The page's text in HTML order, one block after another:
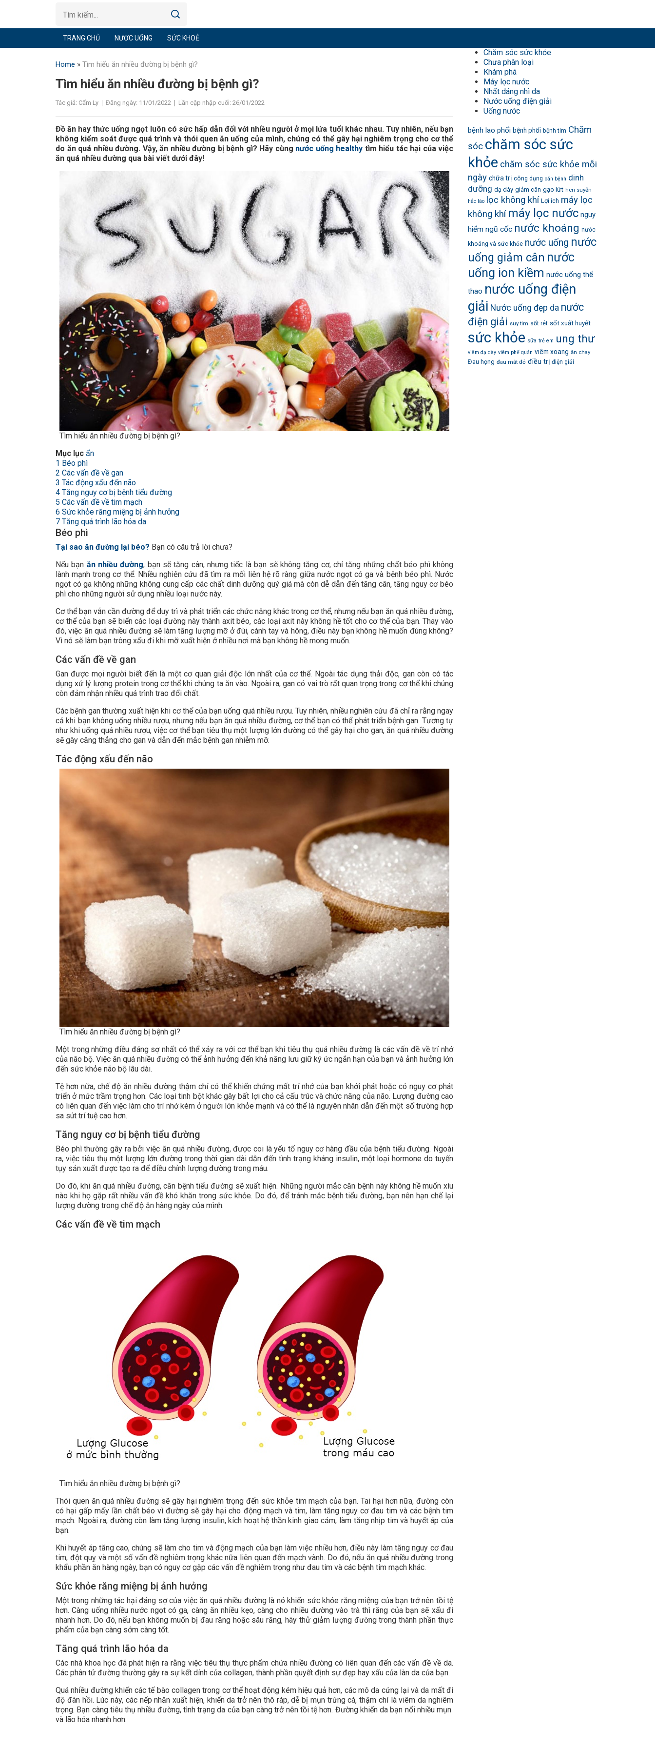
TRANG CHỦ NƯƠC UỐNG SỨC KHOẺ
Home » Tìm hiểu ăn nhiều đường bị bệnh gì?
Tìm hiểu ăn nhiều đường bị bệnh gì?
Tác giả: Cẩm Ly Đăng ngày: 11/01/2022 Lần cập nhập cuối: 26/01/2022
Đồ ăn hay thức uống ngọt luôn có sức hấp dẫn đối với nhiều người ở mọi lứa tuổi khác nhau. Tuy nhiên, nếu bạn
không kiểm soát được quá trình và thói quen ăn uống của mình, chúng có thể gây hại nghiêm trọng cho cơ thể
do ăn quá nhiều đường. Vậy, ăn nhiều đường bị bệnh gì? Hãy cùng nước uống healthy tìm hiểu tác hại của việc
ăn quá nhiều đường qua bài viết dưới đây!
Tìm hiểu ăn nhiều đường bị bệnh gì?
Mục lục ẩn
1 Béo phì
2 Các vấn đề về gan
3 Tác động xấu đến não
4 Tăng nguy cơ bị bệnh tiểu đường
5 Các vấn đề về tim mạch
6 Sức khỏe răng miệng bị ảnh hưởng
7 Tăng quá trình lão hóa da
Béo phì
Tại sao ăn đường lại béo? Bạn có câu trả lời chưa?
Nếu bạn ăn nhiều đường, bạn sẽ tăng cân, nhưng tiếc là bạn sẽ không tăng cơ, chỉ tăng những chất béo phì không
lành mạnh trong cơ thể. Nhiều nghiên cứu đã tìm ra mối liên hệ rõ ràng giữa nước ngọt có ga và bệnh béo phì. Nước
ngọt có ga không những không cung cấp các chất dinh dưỡng quý giá mà còn dễ dẫn đến tăng cân, tăng nguy cơ béo
phì cho những người sử dụng nhiều loại nước này.
Cơ thể bạn vẫn cần đường để duy trì và phát triển các chức năng khác trong cơ thể, nhưng nếu bạn ăn quá nhiều đường,
cơ thể của bạn sẽ biến các loại đường này thành axit béo, các loại axit này không hề tốt cho cơ thể của bạn. Thay vào
đó, việc ăn quá nhiều đường sẽ làm tăng lượng mỡ ở đùi, cánh tay và hông, điều này bạn không hề muốn đúng không?
Vì nó sẽ làm bạn trông xấu đi khi mỡ xuất hiện ở nhiều nơi mà bạn không hề mong muốn.
Các vấn đề về gan
Gan được mọi người biết đến là một cơ quan giải độc lớn nhất của cơ thể. Ngoài tác dụng thải độc, gan còn có tác
dụng xử lý lượng protein trong cơ thể khi chúng ta ăn vào. Ngoài ra, gan có vai trò rất quan trọng trong cơ thể khi chúng
còn đảm nhận nhiều quá trình trao đổi chất.
Các bệnh gan thường xuất hiện khi cơ thể của bạn uống quá nhiều rượu. Tuy nhiên, nhiều nghiên cứu đã chỉ ra rằng ngay
cả khi bạn không uống nhiều rượu, nhưng nếu bạn ăn quá nhiều đường, cơ thể bạn có thể phát triển bệnh gan. Tương tự
như khi uống quá nhiều rượu, việc cơ thể bạn tiêu thụ một lượng lớn đường có thể gây hại cho gan, ăn quá nhiều đường
sẽ gây căng thẳng cho gan và dẫn đến mắc bệnh gan nhiễm mỡ.
Tác động xấu đến não
Tìm hiểu ăn nhiều đường bị bệnh gì?
Một trong những điều đáng sợ nhất có thể xảy ra với cơ thể bạn khi tiêu thụ quá nhiều đường là các vấn đề về trí nhớ
của não bộ. Việc ăn quá nhiều đường có thể ảnh hưởng đến khả năng lưu giữ ký ức ngắn hạn của bạn và ảnh hưởng lớn
đến sức khỏe não bộ lâu dài.
Tệ hơn nữa, chế độ ăn nhiều đường thậm chí có thể khiến chứng mất trí nhớ của bạn khởi phát hoặc có nguy cơ phát
triển ở mức trầm trọng hơn. Các loại tinh bột khác gây bất lợi cho cả cấu trúc và chức năng của não. Lượng đường cao
có liên quan đến việc làm cho trí nhớ kém ở người lớn khỏe mạnh và có thể là nguyên nhân dẫn đến một số trường hợp
sa sút trí tuệ cao hơn.
Tăng nguy cơ bị bệnh tiểu đường
Béo phì thường gây ra bởi việc ăn quá nhiều đường, được coi là yếu tố nguy cơ hàng đầu của bệnh tiểu đường. Ngoài
ra, việc tiêu thụ một lượng lớn đường trong thời gian dài dẫn đến tình trạng kháng insulin, một loại hormone do tuyến
tụy sản xuất được tạo ra để điều chỉnh lượng đường trong máu.
Do đó, khi ăn quá nhiều đường, căn bệnh tiểu đường sẽ xuất hiện. Những người mắc căn bệnh này không hề muốn xíu
nào khi họ gặp rất nhiều vấn đề khó khăn trong sức khỏe. Do đó, để tránh mắc bệnh tiểu đường, bạn nên hạn chế lại
lượng đường trong chế độ ăn hàng ngày của mình.
Các vấn đề về tim mạch
Tìm hiểu ăn nhiều đường bị bệnh gì?
Thói quen ăn quá nhiều đường sẽ gây hại nghiêm trọng đến sức khỏe tim mạch của bạn. Tai hại hơn nữa, đường còn
có hại gấp mấy lần chất béo vì đường sẽ gây hại cho động mạch và tim, làm tăng nguy cơ đau tim và các bệnh tim
mạch. Ngoài ra, đường còn làm tăng lượng insulin, kích hoạt hệ thần kinh giao cảm, làm tăng nhịp tim và huyết áp của
bạn.
Khi huyết áp tăng cao, chúng sẽ làm cho tim và động mạch của bạn làm việc nhiều hơn, điều này làm tăng nguy cơ đau
tim, đột quỵ và một số vấn đề nghiêm trọng khác nữa liên quan đến mạch vành. Do đó, nếu ăn quá nhiều đường trong
khẩu phần ăn hàng ngày, bạn có nguy cơ gặp các vấn đề nghiêm trọng như đau tim và các bệnh tim mạch khác.
Sức khỏe răng miệng bị ảnh hưởng
Một trong những tác hại đáng sợ của việc ăn quá nhiều đường là nó khiến sức khỏe răng miệng của bạn trở nên tồi tệ
hơn. Càng uống nhiều nước ngọt có ga, càng ăn nhiều kẹo, càng cho nhiều đường vào trà thì răng của bạn sẽ xấu đi
nhanh hơn. Do đó, nếu bạn không muốn bị đau răng hoặc sâu răng, hãy thử giảm lượng đường trong thành phần thực
phẩm của bạn càng sớm càng tốt.
Tăng quá trình lão hóa da
Các nhà khoa học đã phát hiện ra rằng việc tiêu thụ thực phẩm chứa nhiều đường có liên quan đến các vấn đề về da.
Các phân tử đường thường gây ra sự kết dính của collagen, thành phần quyết định sự đẹp hay xấu của làn da của bạn.
Quá nhiều đường khiến các tế bào collagen trong cơ thể hoạt động kém hiệu quả hơn, các mô da cứng lại và da mất đi
độ đàn hồi. Lúc này, các nếp nhăn xuất hiện, khiến da trở nên thô ráp, dễ bị mụn trứng cá, thậm chí là viêm da nghiêm
trọng. Bạn càng tiêu thụ nhiều đường, tình trạng da của bạn càng trở nên tồi tệ hơn. Đường khiến da bạn nổi nhiều mụn
và lão hóa nhanh hơn.
Chăm sóc sức khỏe
Chưa phân loại
Khám phá
Máy lọc nước
Nhất dáng nhì da
Nước uống điện giải
Uống nước
bệnh lao phổi bệnh phổi bệnh tim Chăm
sóc chăm sóc sức
khỏe chăm sóc sức khỏe mỗi
ngày chữa trị công dụng căn bệnh dinh
dưỡng dạ dày giảm cân gạo lứt hen suyễn
hắc lào lọc không khí Lợi ích máy lọc
không khí máy lọc nước nguy
hiểm ngũ cốc nước khoáng nước
khoáng và sức khỏe nước uống nước
uống giảm cân nước
uống ion kiềm nước uống thể
thao nước uống điện
giải Nước uống đẹp da nước
điện giải suy tim sốt rét sốt xuất huyết
sức khỏe sữa trẻ em ung thư
viêm dạ dày viêm phế quản viêm xoang ăn chay
Đau họng đau mắt đỏ điều trị điện giải